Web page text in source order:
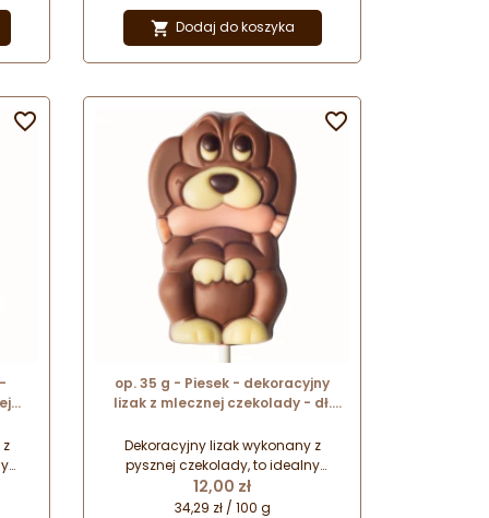
prezent gotowy do wręczenia
najbliższym.
 Dodaj do koszyka

op. 35 g - Piesek - dekoracyjny
lizak z mlecznej czekolady - dł.
Dekoracyjny lizak wykonany z
pysznej czekolady, to idealny
pomysł na drobny upominek na
każdą okazję. Zapakowany w folię
Cena
12,00 zł
34,29 zł / 100 g
